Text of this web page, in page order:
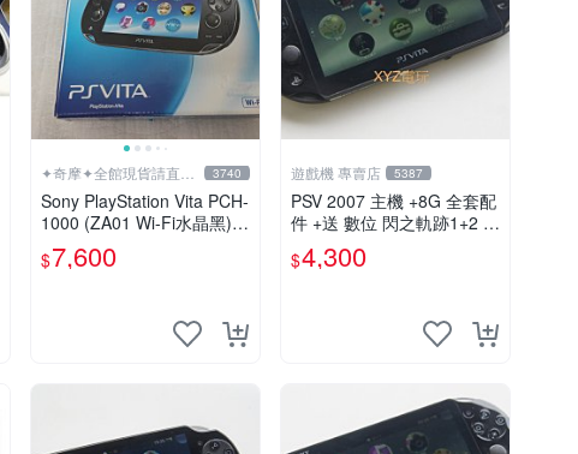
✦奇摩✦全館現貨請直接
下標
3740
Sony PlayStation Vita PCH-
1000 (ZA01 Wi-Fi水晶黑)
掌上遊戲機 5英吋多點觸控
螢幕
$7,600
遊戲機 專賣店 5387
PSV 2007 主機 +8G 全套配
件 +送 數位 閃之軌跡1+2 保
修一年 品質有保障
$4,300